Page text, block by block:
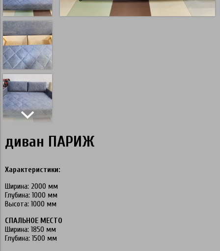
диван ПАРИЖ
Характеристики:
Ширина: 2000 мм
Глубина: 1000 мм
Высота: 1000 мм
СПАЛЬНОЕ МЕСТО
Ширина: 1850 мм
Глубина: 1500 мм